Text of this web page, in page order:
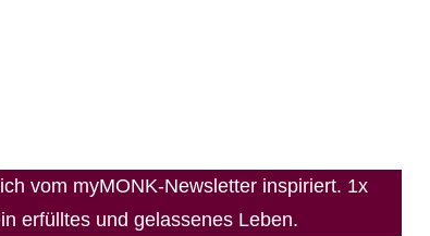
vom myMONK-Newsletter inspiriert. 1x
erfülltes und gelassenes Leben.